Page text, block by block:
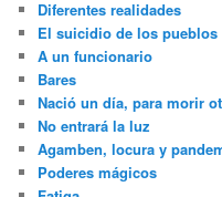
Diferentes realidades
El suicidio de los pueblos
A un funcionario
Bares
Nació un día, para morir
No entrará la luz
Agamben, locura y
Poderes mágicos